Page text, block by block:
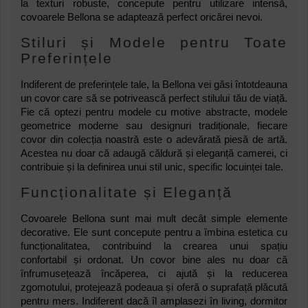
la texturi robuste, concepute pentru utilizare intensă,
covoarele Bellona se adaptează perfect oricărei nevoi.
Stiluri și Modele pentru Toate
Preferințele
Indiferent de preferințele tale, la Bellona vei găsi întotdeauna
un covor care să se potrivească perfect stilului tău de viață.
Fie că optezi pentru modele cu motive abstracte, modele
geometrice moderne sau designuri tradiționale, fiecare
covor din colecția noastră este o adevărată piesă de artă.
Acestea nu doar că adaugă căldură și eleganță camerei, ci
contribuie și la definirea unui stil unic, specific locuinței tale.
Funcționalitate și Eleganță
Covoarele Bellona sunt mai mult decât simple elemente
decorative. Ele sunt concepute pentru a îmbina estetica cu
funcționalitatea, contribuind la crearea unui spațiu
confortabil și ordonat. Un covor bine ales nu doar că
înfrumusețează încăperea, ci ajută și la reducerea
zgomotului, protejează podeaua și oferă o suprafață plăcută
pentru mers. Indiferent dacă îl amplasezi în living, dormitor